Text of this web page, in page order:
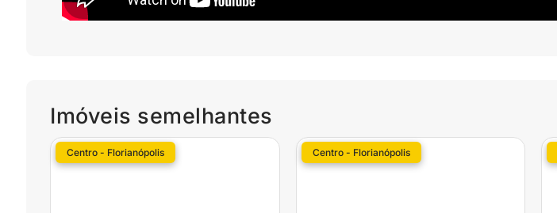
Imóveis semelhantes
Centro - Florianópolis Centro - Florianópolis